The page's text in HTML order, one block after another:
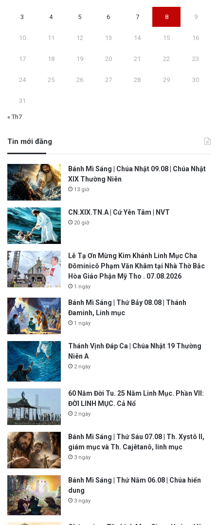
3 4 5 6 7 8 9
10 11 12 13 14 15 16
17 18 19 20 21 22 23
24 25 26 27 28 29 30
31
« Th7
Tin mới đăng
Bánh Mì Sáng | Chúa Nhật 09.08 | Chúa Nhật
XIX Thường Niên
13 giờ
CN.XIX.TN.A | Cứ Yên Tâm | NVT
20 giờ
Lễ Tạ Ơn Mừng Kim Khánh Linh Mục Cha
Đôminicô Phạm Văn Khâm tại Nhà Thờ Bắc
Hòa Giáo Phận Mỹ Tho . 07.08.2026
1 ngày
Bánh Mì Sáng | Thứ Bảy 08.08 | Thánh
Đaminh, Linh mục
1 ngày
Thánh Vịnh Đáp Ca | Chúa Nhật 19 Thường
Niên A
2 ngày
60 Năm Đời Tu. 25 Năm Linh Mục. Phần VII:
ĐỜI LINH MỤC. Cả Nổ
2 ngày
Bánh Mì Sáng | Thứ Sáu 07.08 | Th. Xystô II,
giám mục và Th. Cajêtanô, linh mục
3 ngày
Bánh Mì Sáng | Thứ Năm 06.08 | Chúa hiển
dung
3 ngày